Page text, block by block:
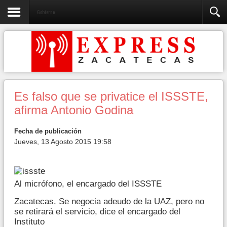
Gobierno
Es falso que se privatice el ISSSTE,
afirma Antonio Godina
Fecha de publicación
Jueves, 13 Agosto 2015 19:58
Al micrófono, el encargado del ISSSTE
Zacatecas. Se negocia adeudo de la UAZ, pero no
se retirará el servicio, dice el encargado del
Instituto